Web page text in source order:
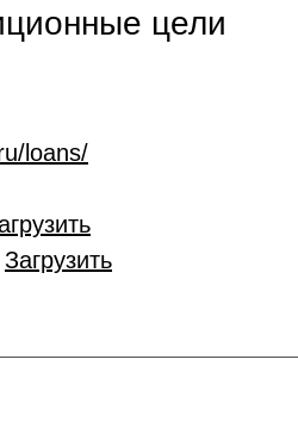
цели
loans/
Загрузить